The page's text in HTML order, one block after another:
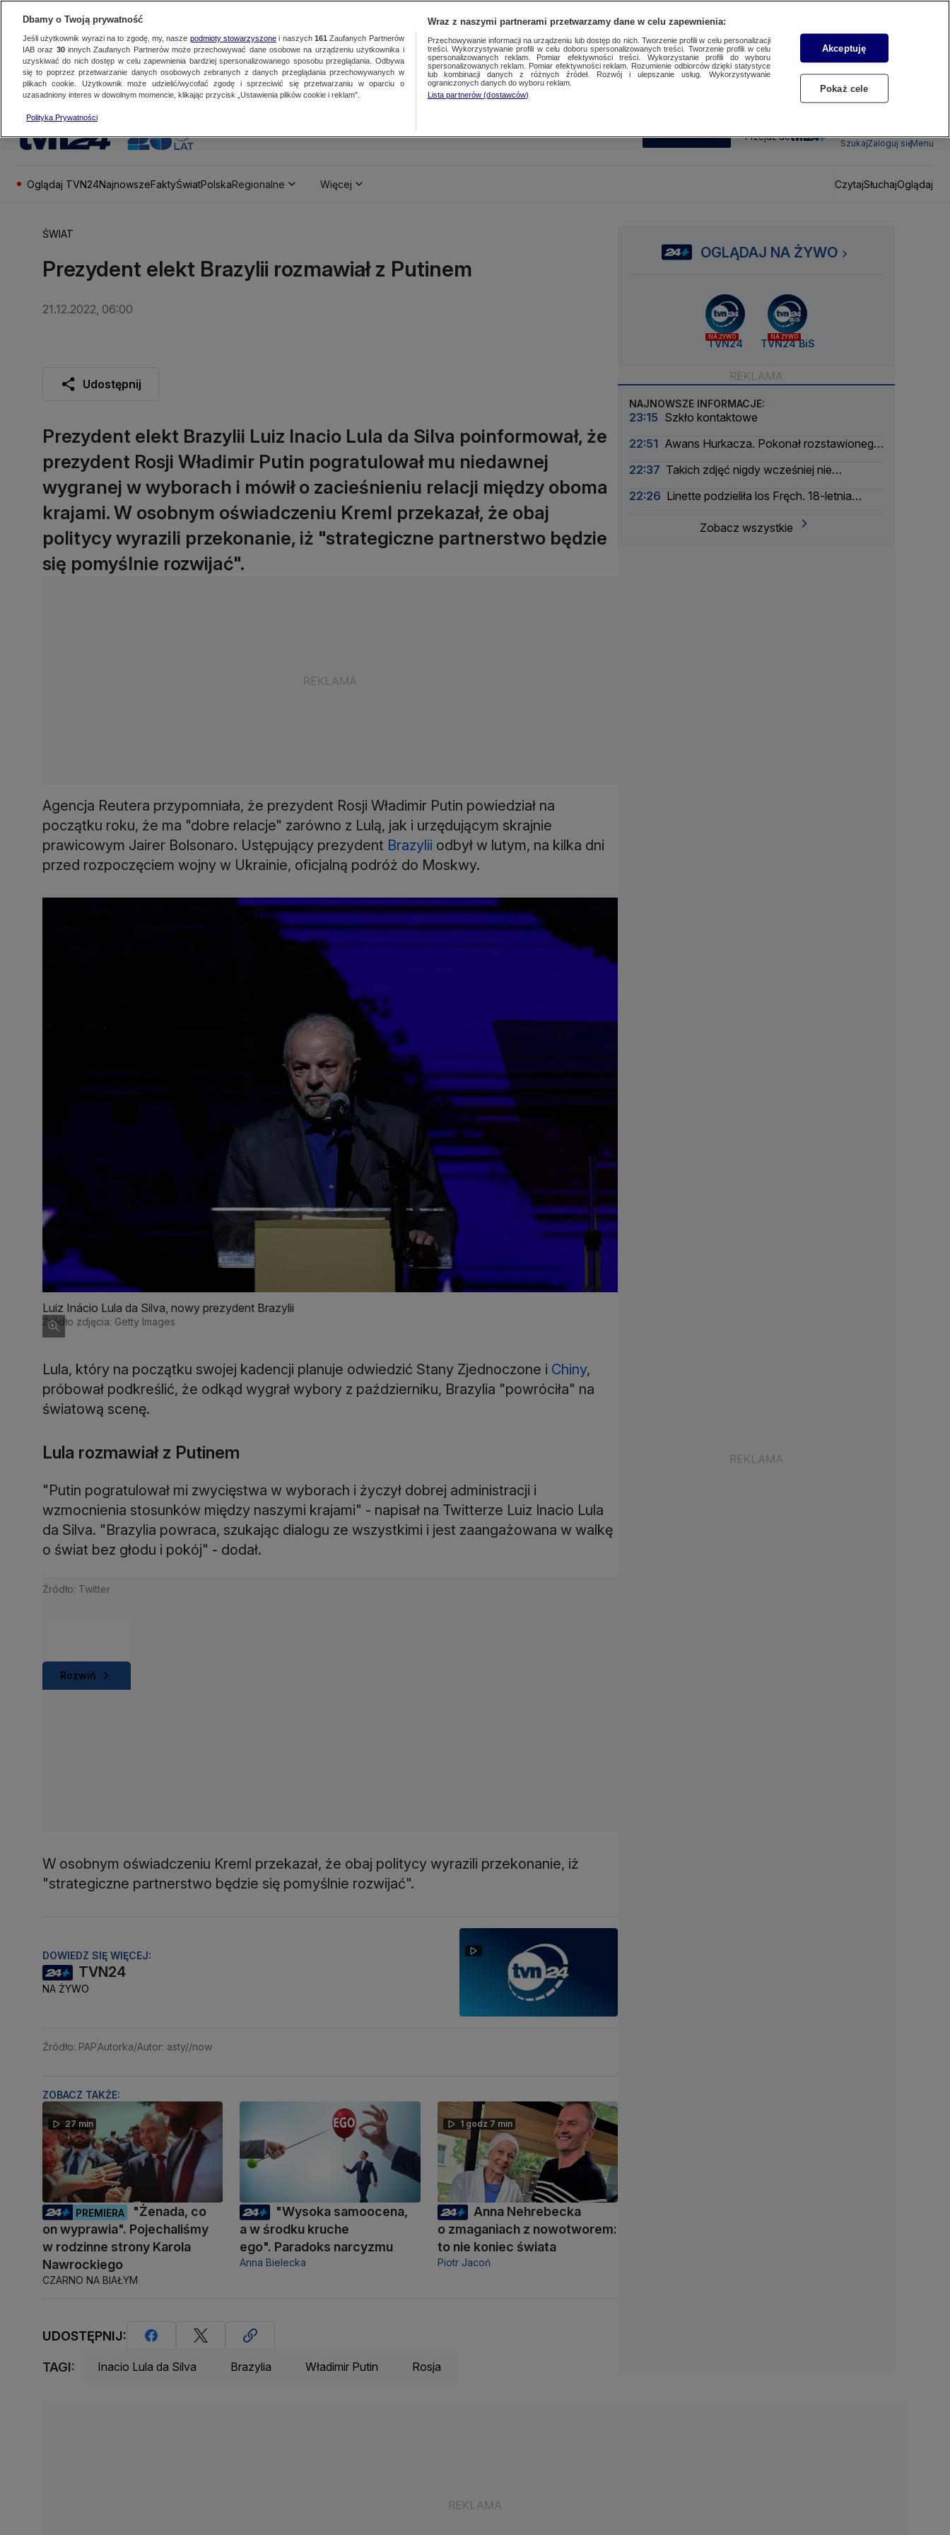
SUBSKRYBUJ Przejdź do
SzukajZaloguj sięMenu
Oglądaj TVN24NajnowszeFaktyŚwiatPolskaRegionalne Więcej CzytajSłuchajOglądaj
ŚWIAT
Prezydent elekt Brazylii rozmawiał z Putinem
21.12.2022, 06:00
Udostępnij
Prezydent elekt Brazylii Luiz Inacio Lula da Silva poinformował, że
prezydent Rosji Władimir Putin pogratulował mu niedawnej
wygranej w wyborach i mówił o zacieśnieniu relacji między oboma
krajami. W osobnym oświadczeniu Kreml przekazał, że obaj
politycy wyrazili przekonanie, iż "strategiczne partnerstwo będzie
się pomyślnie rozwijać".
Agencja Reutera przypomniała, że prezydent Rosji Władimir Putin powiedział na
początku roku, że ma "dobre relacje" zarówno z Lulą, jak i urzędującym skrajnie
prawicowym Jairer Bolsonaro. Ustępujący prezydent Brazylii odbył w lutym, na kilka dni
przed rozpoczęciem wojny w Ukrainie, oficjalną podróż do Moskwy.
Luiz Inácio Lula da Silva, nowy prezydent Brazylii
Źródło zdjęcia: Getty Images
Lula, który na początku swojej kadencji planuje odwiedzić Stany Zjednoczone i Chiny,
próbował podkreślić, że odkąd wygrał wybory z październiku, Brazylia "powróciła" na
światową scenę.
Lula rozmawiał z Putinem
"Putin pogratulował mi zwycięstwa w wyborach i życzył dobrej administracji i
wzmocnienia stosunków między naszymi krajami" - napisał na Twitterze Luiz Inacio Lula
da Silva. "Brazylia powraca, szukając dialogu ze wszystkimi i jest zaangażowana w walkę
o świat bez głodu i pokój" - dodał.
Rozwiń
Źródło: Twitter
W osobnym oświadczeniu Kreml przekazał, że obaj politycy wyrazili przekonanie, iż
"strategiczne partnerstwo będzie się pomyślnie rozwijać".
DOWIEDZ SIĘ WIĘCEJ:
TVN24
NA ŻYWO
Źródło: PAPAutorka/Autor: asty//now
ZOBACZ TAKŻE:
27 min
PREMIERA
"Żenada, co
on wyprawia". Pojechaliśmy
w rodzinne strony Karola
Nawrockiego
CZARNO NA BIAŁYM
"Wysoka samoocena,
a w środku kruche
ego". Paradoks narcyzmu
Anna Bielecka
1 godz 7 min
Anna Nehrebecka
o zmaganiach z nowotworem:
to nie koniec świata
Piotr Jacoń
UDOSTĘPNIJ:
TAGI: Inacio Lula da Silva Brazylia Władimir Putin Rosja
OGLĄDAJ NA ŻYWO
NA ŻYWO
TVN24
NA ŻYWO
TVN24 BiS
NAJNOWSZE INFORMACJE:
23:15 Szkło kontaktowe
22:51 Awans Hurkacza. Pokonał rozstawionego
22:37 Takich zdjęć nigdy wcześniej nie
22:26 Linette podzieliła los Fręch. 18-letnia
Zobacz wszystkie
Dbamy o Twoją prywatność
Jeśli użytkownik wyrazi na to zgodę, my, nasze podmioty stowarzyszonei naszych 161 Zaufanych Partnerów
IAB oraz 30innych Zaufanych Partnerów może przechowywać dane osobowe na urządzeniu użytkownika i
uzyskiwać do nich dostęp w celu zapewnienia bardziej spersonalizowanego sposobu przeglądania. Odbywa
się to poprzez przetwarzanie danych osobowych zebranych z danych przeglądania przechowywanych w
plikach cookie. Użytkownik może udzielić/wycofać zgodę i sprzeciwić się przetwarzaniu w oparciu o
uzasadniony interes w dowolnym momencie, klikając przycisk „Ustawienia plików cookie i reklam”.
Polityka Prywatności
Wraz z naszymi partnerami przetwarzamy dane w celu zapewnienia:
Przechowywanie informacji na urządzeniu lub dostęp do nich. Tworzenie profili w celu personalizacji
treści. Wykorzystywanie profili w celu doboru spersonalizowanych treści. Tworzenie profili w celu
spersonalizowanych reklam. Pomiar efektywności treści. Wykorzystanie profili do wyboru
spersonalizowanych reklam. Pomiar efektywności reklam. Rozumienie odbiorców dzięki statystyce
lub kombinacji danych z różnych źródeł. Rozwój i ulepszanie usług. Wykorzystywanie
ograniczonych danych do wyboru reklam.
Lista partnerów (dostawców)
Akceptuję
Pokaż cele